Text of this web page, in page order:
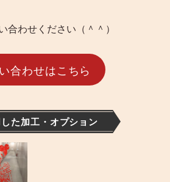
合わせください（＾＾）
合わせはこちら
た加工・オプション